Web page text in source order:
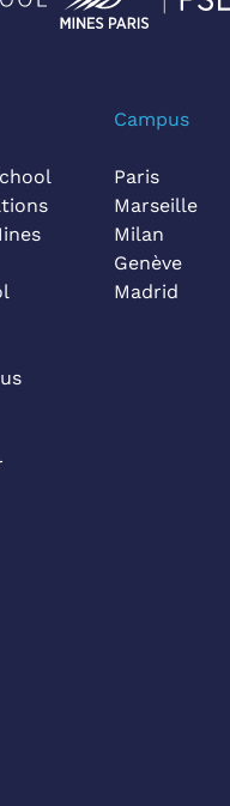
Campus
Paris
Marseille
Milan
Genève
Madrid